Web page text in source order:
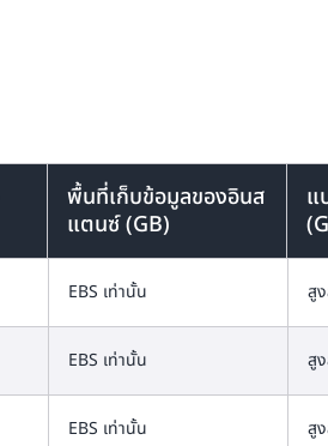
พื้นที่เก็บข้อมูลของอินส
แตนซ์ (GB)
แ
EBS เท่านั้น สู
EBS เท่านั้น สู
EBS เท่านั้น สู